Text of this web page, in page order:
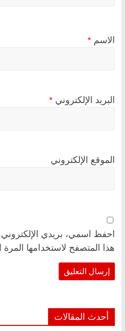
الاسم *
البريد الإلكتروني *
الموقع الإلكتروني
احفظ اسمي، بريدي
هذا المتصفح لاستخدامها المرة
أحدث المقالات